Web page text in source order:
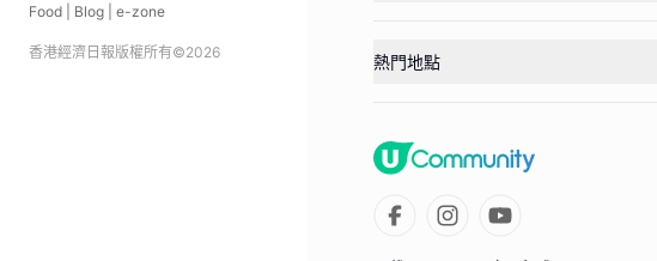
Food
Blog e-zone
香港經濟日報版權所有©2026 熱門地點